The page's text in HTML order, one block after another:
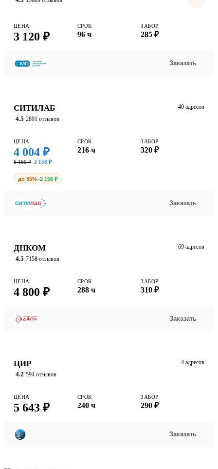
ЦЕНА
3 120 ₽
СРОК
96 ч
ЗАБОР
285 ₽
Заказать
СИТИЛАБ
4.5 2891 отзывов
40 адресов
ЦЕНА
4 004 ₽
6 160 ₽−2 156 ₽
СРОК
216 ч
ЗАБОР
320 ₽
до 35%−2 156 ₽
Заказать
ДНКОМ
4.5 7158 отзывов
69 адресов
ЦЕНА
4 800 ₽
СРОК
288 ч
ЗАБОР
310 ₽
Заказать
ЦИР
4.2 594 отзывов
4 адресов
ЦЕНА
5 643 ₽
СРОК
240 ч
ЗАБОР
290 ₽
Заказать